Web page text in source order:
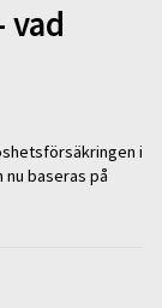
vad
i
baseras på